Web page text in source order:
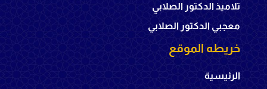
تلاميذ الدكتور الصلابي
معجبي الدكتور الصلابي
خريطه الموقع
الرئيسية